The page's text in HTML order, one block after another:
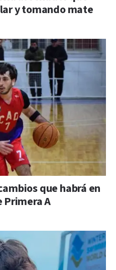
y tomando mate
que habrá en
Primera A